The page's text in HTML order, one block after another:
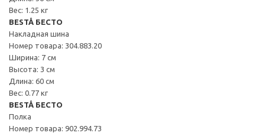
Вес: 1.25 кг
BESTÅ БЕСТО
Накладная шина
Номер товара: 304.883.20
Ширина: 7 см
Высота: 3 см
Длина: 60 см
Вес: 0.77 кг
BESTÅ БЕСТО
Полка
Номер товара: 902.994.73